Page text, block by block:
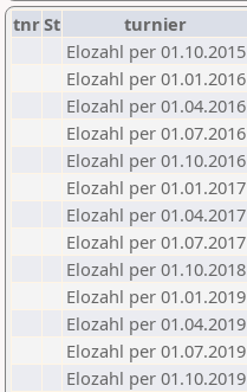
tnrSt turnier
Elozahl per 01.10.2015
Elozahl per 01.01.2016
Elozahl per 01.04.2016
Elozahl per 01.07.2016
Elozahl per 01.10.2016
Elozahl per 01.01.2017
Elozahl per 01.04.2017
Elozahl per 01.07.2017
Elozahl per 01.10.2018
Elozahl per 01.01.2019
Elozahl per 01.04.2019
Elozahl per 01.07.2019
Elozahl per 01.10.2019